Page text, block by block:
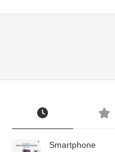
Smartphone